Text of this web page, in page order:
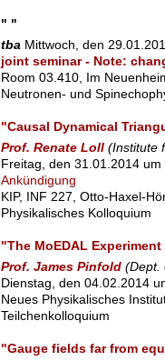
" "
tba Mittwoch, den
joint seminar - Note:
Room 03.410, Im
Neutronen- und
"Causal Dynamical
Prof. Renate Loll (Institute
Freitag, den 31.01.2014
Ankündigung
KIP, INF 227, Otto-Haxel-
Physikalisches Kolloquium
"The MoEDAL
Prof. James Pinfold (Dept.
Dienstag, den 04.02.2014
Neues Physikalisches
Teilchenkolloquium
"Gauge fields far from